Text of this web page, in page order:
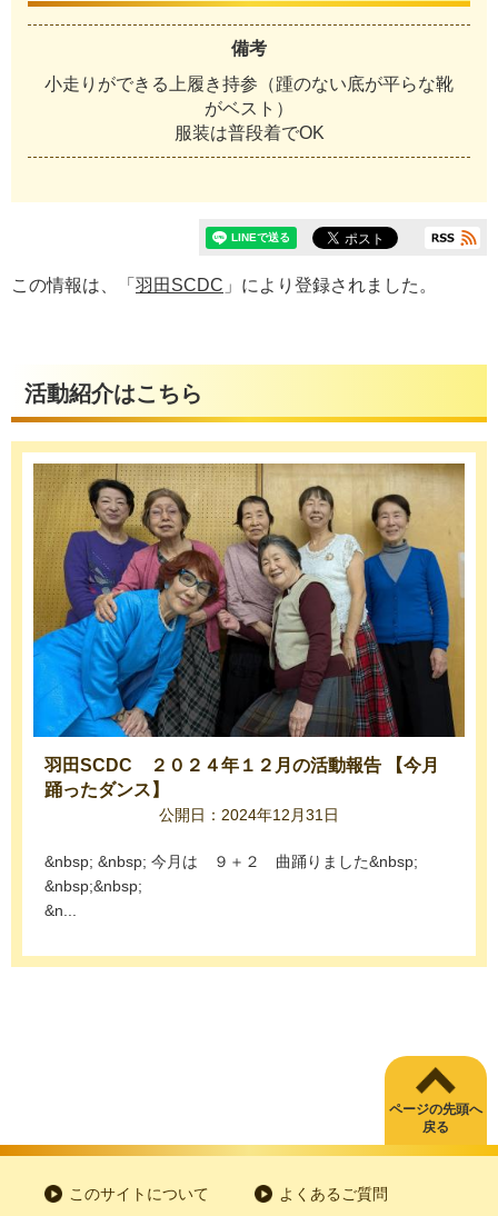
備考
小走りができる上履き持参（踵のない底が平らな靴
がベスト）
服装は普段着でOK
この情報は、「 羽田SCDC 」により登録されました。
活動紹介はこちら
羽田SCDC ２０２４年１２月の活動報告 【今月
踊ったダンス】
公開日：2024年12月31日
&nbsp; &nbsp; 今月は ９＋２ 曲踊りました&nbsp;
&nbsp;&nbsp;
&n...
ページの先頭へ
戻る
このサイトについて よくあるご質問